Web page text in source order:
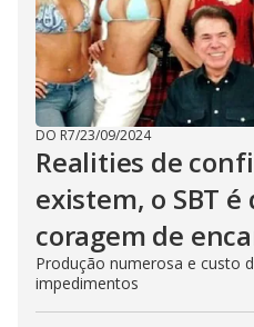
DO R7/23/09/2024
Realities de
existem, o SBT
coragem de
Produção numerosa e custo
impedimentos